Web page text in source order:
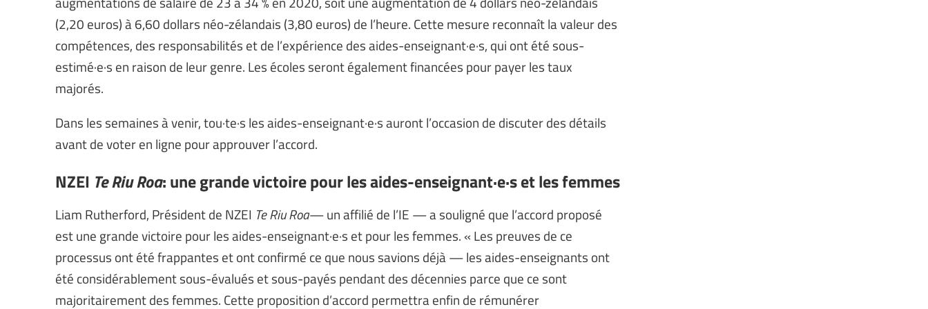
(2,20 euros) à 6,60 dollars néo-zélandais (3,80 euros) de l’heure. Cette mesure reconnaît la valeur des
compétences, des responsabilités et de l’expérience des aides-enseignant·e·s, qui ont été sous-
estimé·e·s en raison de leur genre. Les écoles seront également financées pour payer les taux
majorés.
Dans les semaines à venir, tou·te·s les aides-enseignant·e·s auront l’occasion de discuter des détails
avant de voter en ligne pour approuver l’accord.
NZEI Te Riu Roa: une grande victoire pour les aides-enseignant·e·s et les femmes
Liam Rutherford, Président de NZEI Te Riu Roa— un affilié de l’IE — a souligné que l’accord proposé
est une grande victoire pour les aides-enseignant·e·s et pour les femmes. « Les preuves de ce
processus ont été frappantes et ont confirmé ce que nous savions déjà — les aides-enseignants ont
été considérablement sous-évalués et sous-payés pendant des décennies parce que ce sont
majoritairement des femmes. Cette proposition d’accord permettra enfin de rémunérer